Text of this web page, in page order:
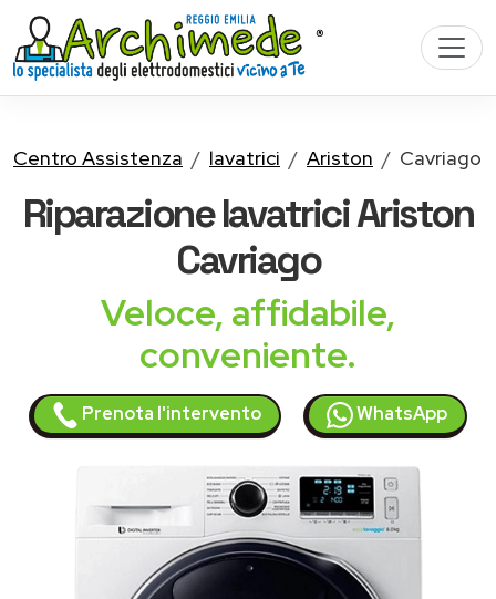
Centro Assistenza lavatrici Ariston Cavriago
Riparazionelavatrici Ariston
Cavriago
Veloce, affidabile,
conveniente.
Prenota l'intervento WhatsApp